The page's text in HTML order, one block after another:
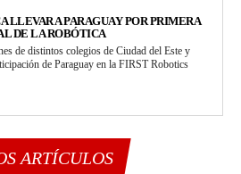
LLEVAR A PARAGUAY POR PRIMERA
DE LA ROBÓTICA
de distintos colegios de Ciudad del Este y
de Paraguay en la FIRST Robotics
ARTÍCULOS